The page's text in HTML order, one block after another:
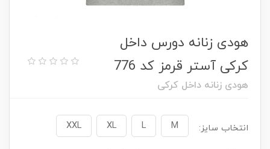
هودی زنانه دورس داخل
کرکی آستر قرمز کد 776
هودی زنانه داخل کرکی
انتخاب سایز: M
L
XL
XXL